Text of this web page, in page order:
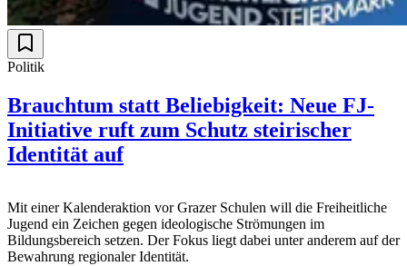
Politik
Brauchtum statt Beliebigkeit: Neue FJ-
Initiative ruft zum Schutz steirischer
Identität auf
Mit einer Kalenderaktion vor Grazer Schulen will die Freiheitliche
Jugend ein Zeichen gegen ideologische Strömungen im
Bildungsbereich setzen. Der Fokus liegt dabei unter anderem auf der
Bewahrung regionaler Identität.